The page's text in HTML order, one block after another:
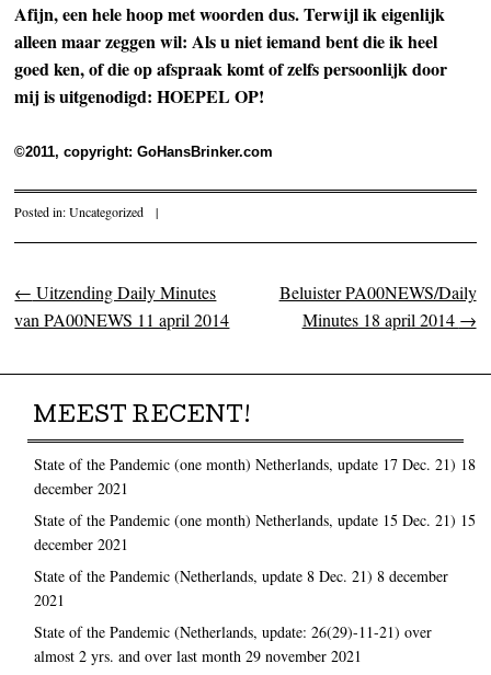
Afijn, een hele hoop met woorden dus. Terwijl ik eigenlijk
alleen maar zeggen wil: Als u niet iemand bent die ik heel
goed ken, of die op afspraak komt of zelfs persoonlijk door
mij is uitgenodigd: HOEPEL OP!
©2011, copyright: GoHansBrinker.com
Posted in:Uncategorized |
Post navigation
← Uitzending Daily Minutes
van PA00NEWS 11 april 2014
Beluister PA00NEWS/Daily
Minutes 18 april 2014 →
MEEST RECENT!
State of the Pandemic (one month) Netherlands, update 17 Dec. 21) 18
december 2021
State of the Pandemic (one month) Netherlands, update 15 Dec. 21) 15
december 2021
State of the Pandemic (Netherlands, update 8 Dec. 21) 8 december
2021
State of the Pandemic (Netherlands, update: 26(29)-11-21) over
almost 2 yrs. and over last month 29 november 2021